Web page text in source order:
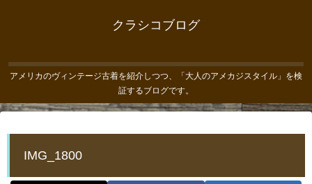
クラシコブログ
アメリカのヴィンテージ古着を紹介しつつ、「大人のアメカジスタイル」を検
証するブログです。
IMG_1800